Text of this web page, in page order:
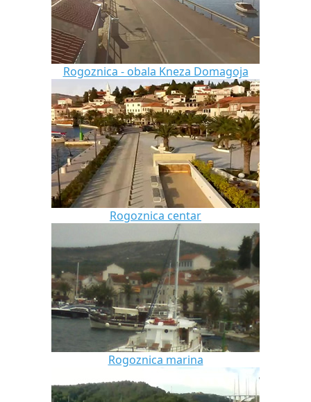
Rogoznica - obala Kneza Domagoja
Rogoznica centar
Rogoznica marina